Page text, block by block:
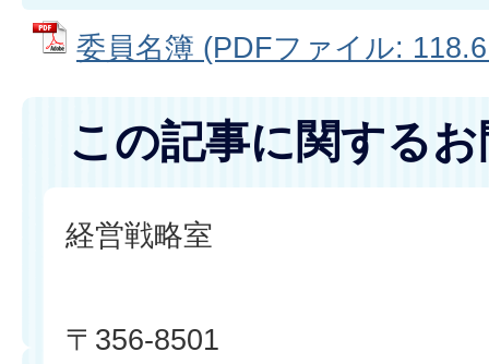
委員名簿 (PDFファイル:
この記事に関する
経営戦略室
〒356-8501